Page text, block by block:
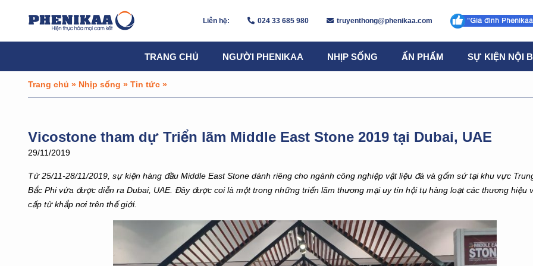
Liên hệ: 024 33 685 980 truyenthong@phenikaa.com
TRANG CHỦ NGƯỜI PHENIKAA NHỊP SỐNG ẤN PHẨM SỰ KIỆN NỘI
Trang chủ » Nhịp sống » Tin tức »
Vicostone tham dự Triển lãm Middle East Stone 2019 tại Dubai, UAE
29/11/2019
Từ 25/11-28/11/2019, sự kiện hàng đầu Middle East Stone dành riêng cho ngành công nghiệp vật liệu đá và gốm sứ tại khu vực
Bắc Phi vừa được diễn ra Dubai, UAE. Đây được coi là một trong những triển lãm thương mại uy tín hội tụ hàng loạt các thương hiệu
cấp từ khắp nơi trên thế giới.